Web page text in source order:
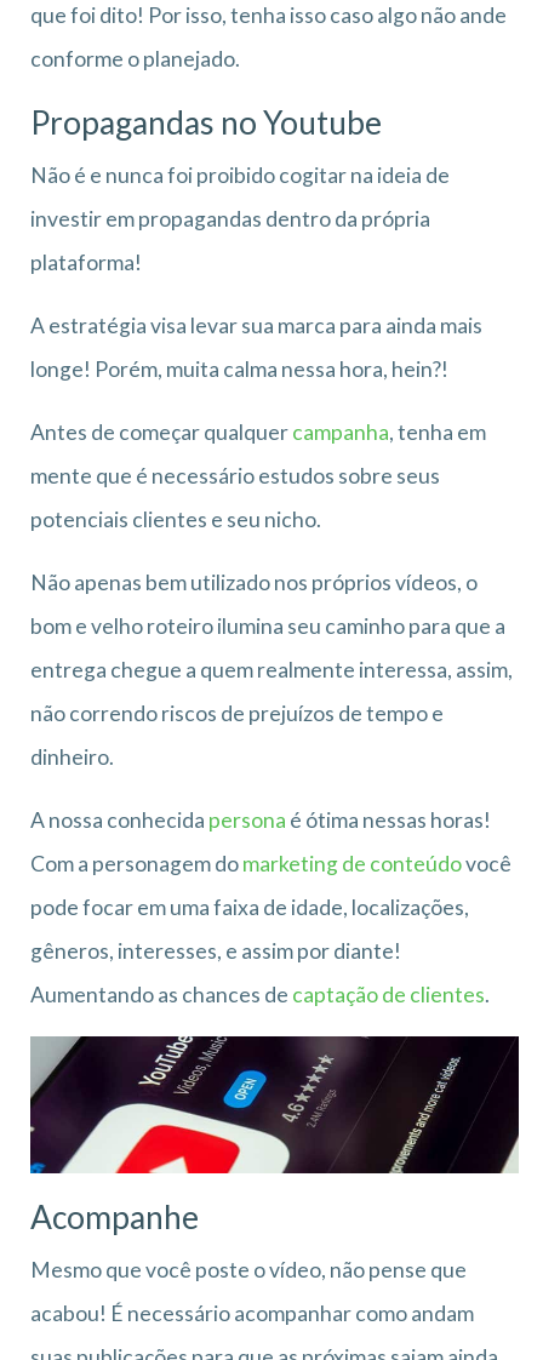
que foi dito! Por isso, tenha isso caso algo não ande
conforme o planejado.
Propagandas no Youtube
Não é e nunca foi proibido cogitar na ideia de
investir em propagandas dentro da própria
plataforma!
A estratégia visa levar sua marca para ainda mais
longe! Porém, muita calma nessa hora, hein?!
Antes de começar qualquercampanha, tenha em
mente que é necessário estudos sobre seus
potenciais clientes e seu nicho.
Não apenas bem utilizado nos próprios vídeos, o
bom e velho roteiro ilumina seu caminho para que a
entrega chegue a quem realmente interessa, assim,
não correndo riscos de prejuízos de tempo e
dinheiro.
A nossa conhecida persona é ótima nessas horas!
Com a personagem domarketing de conteúdovocê
pode focar em uma faixa de idade, localizações,
gêneros, interesses, e assim por diante!
Aumentando as chances de captação de clientes.
Acompanhe
Mesmo que você poste o vídeo, não pense que
acabou! É necessário acompanhar como andam